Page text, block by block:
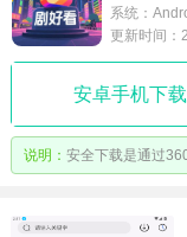
系统：
更新时间：
安卓手机下载
说明： 安全下载是通过